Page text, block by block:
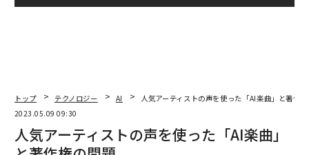
トップ テクノロジー AI
人気アーティストの声を使った「AI楽曲」と著作
2023.05.09 09:30
人気アーティストの声を使った「AI楽曲」